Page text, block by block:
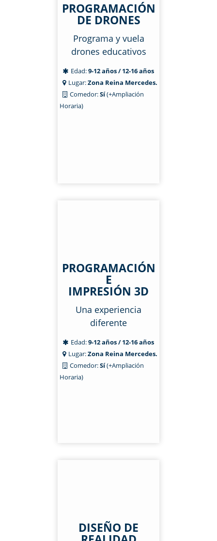
PROGRAMACIÓN
DE DRONES
Programa y vuela
drones educativos
Edad:9-12 años / 12-16 años
Lugar:Zona Reina Mercedes.
Comedor:Sí(+Ampliación
Horaria)
PROGRAMACIÓN
E
IMPRESIÓN 3D
Una experiencia
diferente
Edad:9-12 años / 12-16 años
Lugar:Zona Reina Mercedes.
Comedor:Sí(+Ampliación
Horaria)
DISEÑO DE